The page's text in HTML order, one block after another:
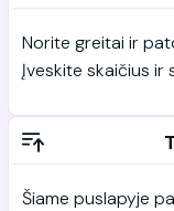
Norite greitai ir
Įveskite skaičius ir
Šiame puslapyje